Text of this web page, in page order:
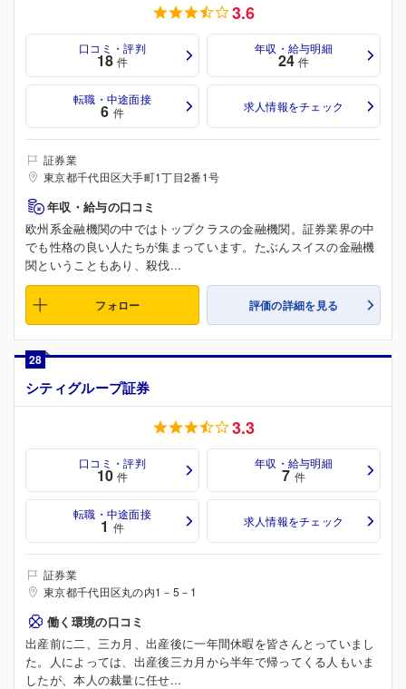
3.6
口コミ・評判
18 件
年収・給与明細
24 件
転職・中途面接
6 件 求人情報をチェック
証券業
東京都千代田区大手町1丁目2番1号
年収・給与の口コミ
欧州系金融機関の中ではトップクラスの金融機関。証券業界の中
でも性格の良い人たちが集まっています。たぶんスイスの金融機
関ということもあり、殺伐...
フォロー 評価の詳細を見る
28
シティグループ証券
3.3
口コミ・評判
10 件
年収・給与明細
7 件
転職・中途面接
1 件 求人情報をチェック
証券業
東京都千代田区丸の内1－5－1
働く環境の口コミ
出産前に二、三カ月、出産後に一年間休暇を皆さんとっていまし
た。人によっては、出産後三カ月から半年で帰ってくる人もいま
したが、本人の裁量に任せ...